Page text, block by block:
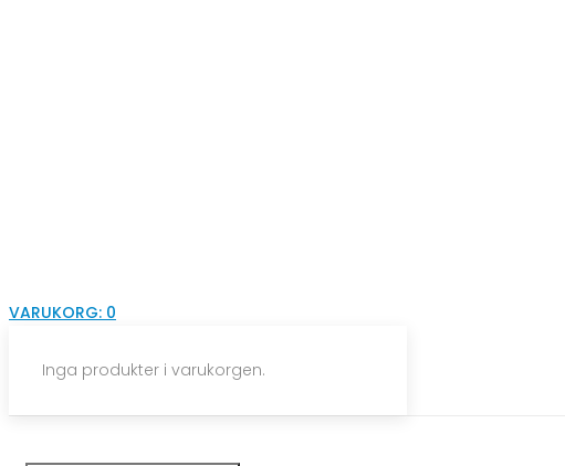
VARUKORG: 0
Inga produkter i varukorgen.